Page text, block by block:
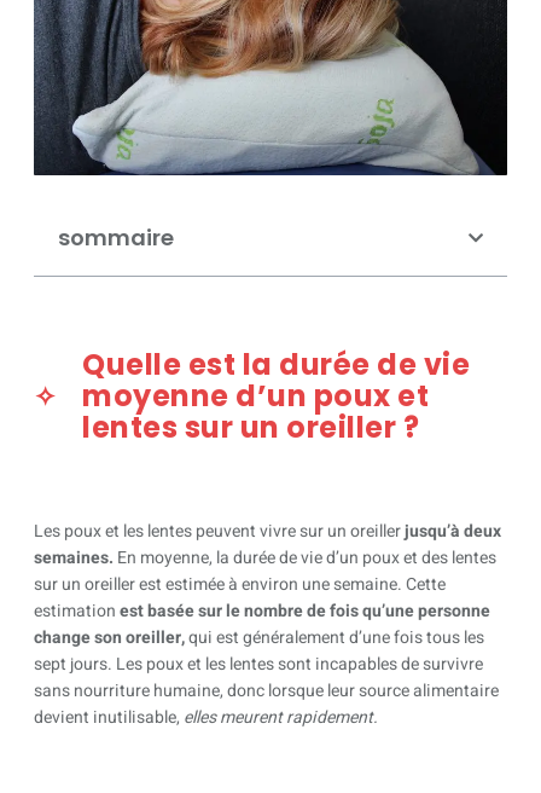
sommaire
Quelle est la durée de vie
moyenne d’un poux et
lentes sur un oreiller ?
Les poux et les lentes peuvent vivre sur un oreillerjusqu’à deux
semaines. En moyenne, la durée de vie d’un poux et des lentes
sur un oreiller est estimée à environ une semaine. Cette
estimationest basée sur le nombre de fois qu’une personne
change son oreiller,qui est généralement d’une fois tous les
sept jours. Les poux et les lentes sont incapables de survivre
sans nourriture humaine, donc lorsque leur source alimentaire
devient inutilisable, elles meurent rapidement.